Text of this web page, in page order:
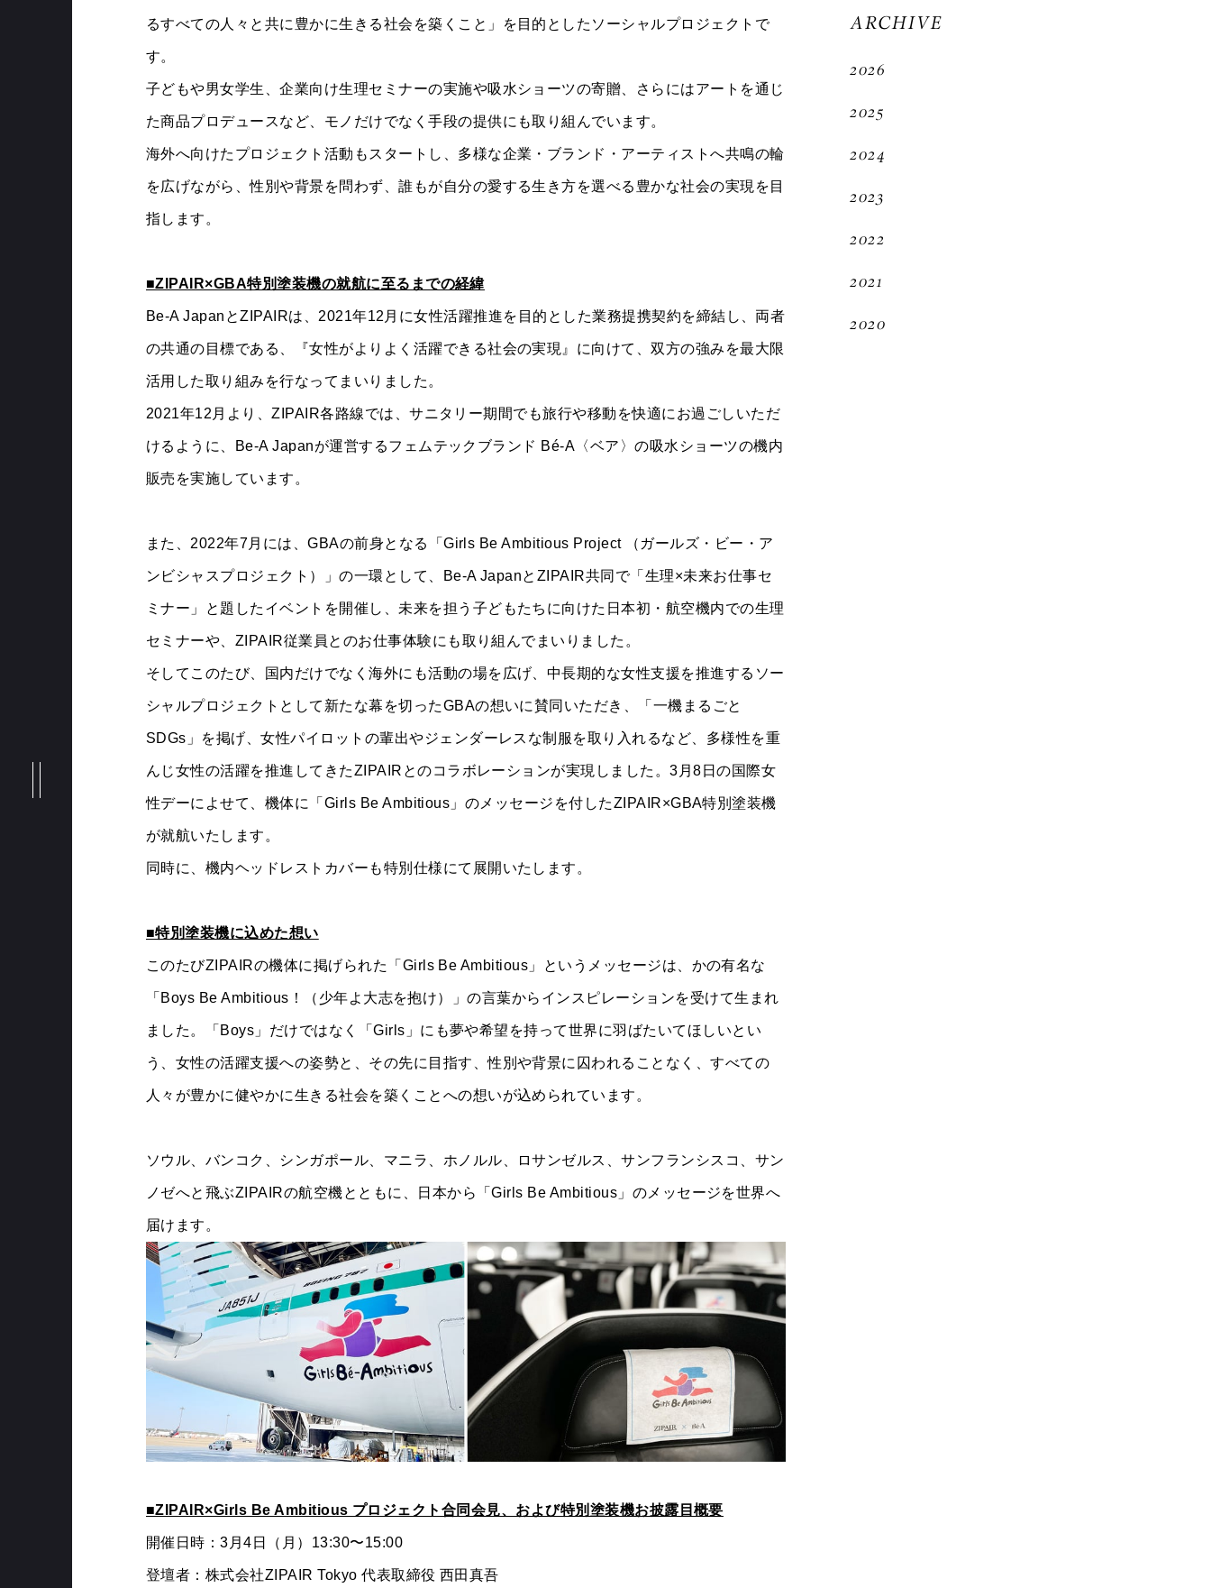
BRANDS
PHILOSOPHY
MEMBERS
COMPANY
INFORMATION
HISTORY
CONTACT
PRIVACY POLICY
るすべての人々と共に豊かに生きる社会を築くこと」を目的としたソーシャルプロジェクトで
す。
子どもや男女学生、企業向け生理セミナーの実施や吸水ショーツの寄贈、さらにはアートを通じ
た商品プロデュースなど、モノだけでなく手段の提供にも取り組んでいます。
海外へ向けたプロジェクト活動もスタートし、多様な企業・ブランド・アーティストへ共鳴の輪
を広げながら、性別や背景を問わず、誰もが自分の愛する生き方を選べる豊かな社会の実現を目
指します。
■ZIPAIR×GBA特別塗装機の就航に至るまでの経緯
Be-A JapanとZIPAIRは、2021年12月に女性活躍推進を目的とした業務提携契約を締結し、両者
の共通の目標である、『女性がよりよく活躍できる社会の実現』に向けて、双方の強みを最大限
活用した取り組みを行なってまいりました。
2021年12月より、ZIPAIR各路線では、サニタリー期間でも旅行や移動を快適にお過ごしいただ
けるように、Be-A Japanが運営するフェムテックブランド Bé-A〈ベア〉の吸水ショーツの機内
販売を実施しています。
また、2022年7月には、GBAの前身となる「Girls Be Ambitious Project （ガールズ・ビー・ア
ンビシャスプロジェクト）」の一環として、Be-A JapanとZIPAIR共同で「生理×未来お仕事セ
ミナー」と題したイベントを開催し、未来を担う子どもたちに向けた日本初・航空機内での生理
セミナーや、ZIPAIR従業員とのお仕事体験にも取り組んでまいりました。
そしてこのたび、国内だけでなく海外にも活動の場を広げ、中長期的な女性支援を推進するソー
シャルプロジェクトとして新たな幕を切ったGBAの想いに賛同いただき、「一機まるごと
SDGs」を掲げ、女性パイロットの輩出やジェンダーレスな制服を取り入れるなど、多様性を重
んじ女性の活躍を推進してきたZIPAIRとのコラボレーションが実現しました。3月8日の国際女
性デーによせて、機体に「Girls Be Ambitious」のメッセージを付したZIPAIR×GBA特別塗装機
が就航いたします。
同時に、機内ヘッドレストカバーも特別仕様にて展開いたします。
■特別塗装機に込めた想い
このたびZIPAIRの機体に掲げられた「Girls Be Ambitious」というメッセージは、かの有名な
「Boys Be Ambitious！（少年よ大志を抱け）」の言葉からインスピレーションを受けて生まれ
ました。「Boys」だけではなく「Girls」にも夢や希望を持って世界に羽ばたいてほしいとい
う、女性の活躍支援への姿勢と、その先に目指す、性別や背景に囚われることなく、すべての
人々が豊かに健やかに生きる社会を築くことへの想いが込められています。
ソウル、バンコク、シンガポール、マニラ、ホノルル、ロサンゼルス、サンフランシスコ、サン
ノゼへと飛ぶZIPAIRの航空機とともに、日本から「Girls Be Ambitious」のメッセージを世界へ
届けます。
■ZIPAIR×Girls Be Ambitious プロジェクト合同会見、および特別塗装機お披露目概要
開催日時：3月4日（月）13:30〜15:00
登壇者：株式会社ZIPAIR Tokyo 代表取締役 西田真吾
ARCHIVE
2026
2025
2024
2023
2022
2021
2020